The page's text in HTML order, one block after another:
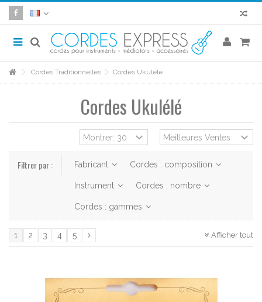
Cordes Traditionnelles Cordes Ukulélé
Cordes Ukulélé
Filtrer par : Fabricant Cordes : composition
Instrument Cordes : nombre
Cordes : gammes
Afficher tout
1 2 3 4 5